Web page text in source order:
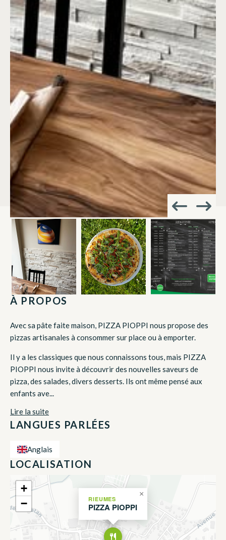
À PROPOS
Avec sa pâte faite maison, PIZZA PIOPPI nous propose des
pizzas artisanales à consommer sur place ou à emporter.
Il y a les classiques que nous connaissons tous, mais PIZZA
PIOPPI nous invite à découvrir des nouvelles saveurs de
pizza, des salades, divers desserts. Ils ont même pensé aux
enfants ave...
Lire la suite
LANGUES PARLÉES
Anglais
LOCALISATION
RIEUMES
PIZZA PIOPPI
×
+
−